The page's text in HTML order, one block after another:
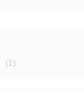
1produs